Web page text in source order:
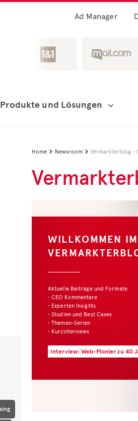
Ad Manager
Produkte und Lösungen
Home  Newsroom  Vermarkterblog -
WILLKOMMEN IM
Aktuelle Beiträge und Formate
• CEO Kommentare
• Experten Insights
• Studien und Best Cases
• Themen-Serien
• Kurzinterviews
Interview: Web-Pionier zu 40